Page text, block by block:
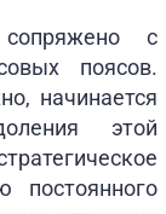
сопряжено с
поясов.
начинается
этой
постоянного